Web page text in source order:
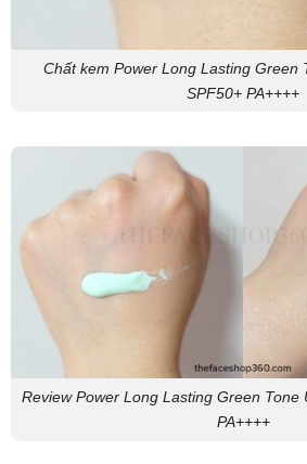
Chất kem Power Long Lasting Green
SPF50+ PA++++
Review Power Long Lasting Green Tone
PA++++